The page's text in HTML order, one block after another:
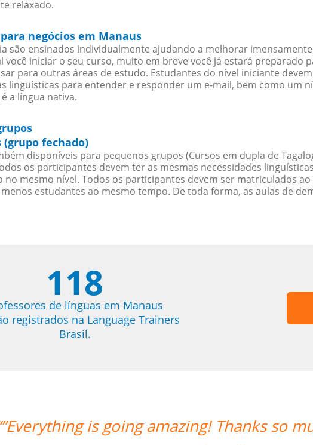
relaxado.
negócios em Manaus
são ensinados individualmente ajudando a melhorar
você iniciar o seu curso, muito em breve você já estará preparado
para outras áreas de estudo. Estudantes do nível iniciante
linguísticas para entender e responder um e-mail, bem como um
a língua nativa.
(grupo fechado)
disponíveis para pequenos grupos (Cursos em dupla de
os participantes devem ter as mesmas necessidades
mesmo nível. Todos os participantes devem ser matriculados
estudantes ao mesmo tempo. De toda forma, as aulas de
118
de línguas em Manaus
registrados na Language Trainers
Brasil.
much for your help!””